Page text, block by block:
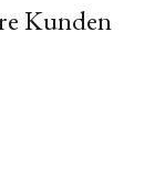
Kunden